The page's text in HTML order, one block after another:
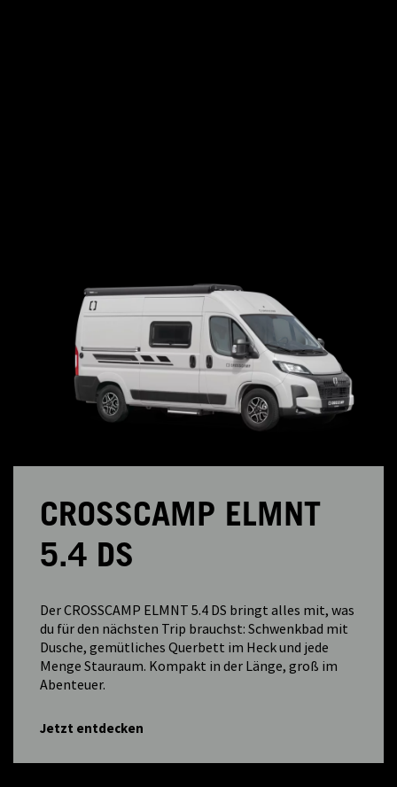
CROSSCAMP ELMNT
5.4 DS
Der CROSSCAMP ELMNT 5.4 DS bringt alles mit, was
du für den nächsten Trip brauchst: Schwenkbad mit
Dusche, gemütliches Querbett im Heck und jede
Menge Stauraum. Kompakt in der Länge, groß im
Abenteuer.
Jetzt entdecken